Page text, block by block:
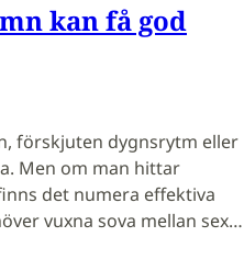
kan få god
förskjuten dygnsrytm eller
Men om man hittar
det numera effektiva
vuxna sova mellan sex…